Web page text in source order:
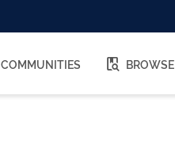
COMMUNITIES BROWSE